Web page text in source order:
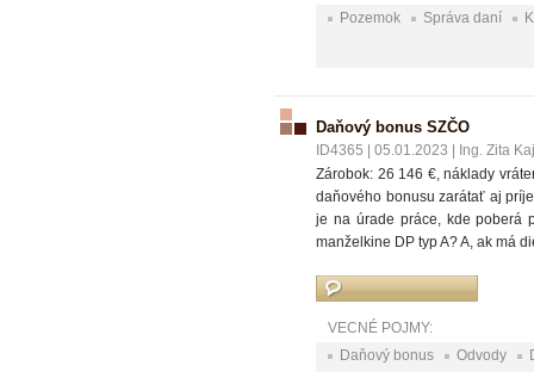
Pozemok Správa daní
Daňový bonus SZČO
ID4365 05.01.2023
Ing. Zita
Zárobok: 26 146 €, náklady
daňového bonusu zarátať aj
je na úrade práce, kde poberá
manželkine DP typ A? A, ak má
VECNÉ POJMY:
Daňový bonus
Odvody